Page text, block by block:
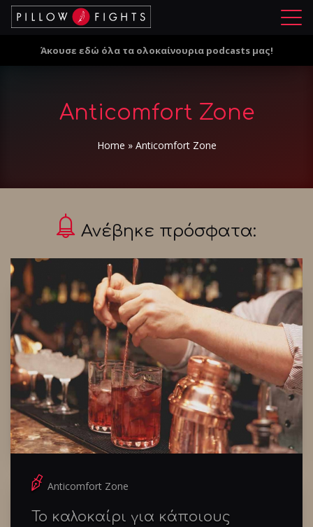
Μ
ο
Άκουσε εδώ όλα τα ολοκαίνουρια podcasts μας!
Anticomfort Zone
Home » Anticomfort Zone
Ανέβηκε πρόσφατα:
Anticomfort Zone
Το καλοκαίρι για κάποιους